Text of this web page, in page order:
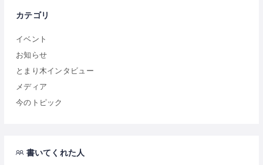
カテゴリ
イベント
お知らせ
とまり木インタビュー
メディア
今のトピック
書いてくれた人